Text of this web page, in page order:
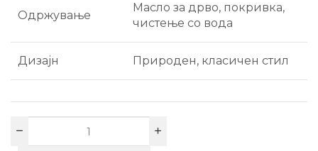
Одржување
Масло за дрво, покривка,
чистење со вода
Дизајн Природен, класичен стил